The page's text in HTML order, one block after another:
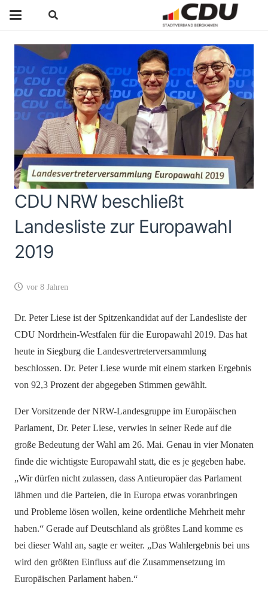
CDU NRW beschließt
Landesliste zur Europawahl
2019
vor 8 Jahren
Dr. Peter Liese ist der Spitzenkandidat auf der Landesliste der
CDU Nordrhein-Westfalen für die Europawahl 2019. Das hat
heute in Siegburg die Landesvertreterversammlung
beschlossen. Dr. Peter Liese wurde mit einem starken Ergebnis
von 92,3 Prozent der abgegeben Stimmen gewählt.
Der Vorsitzende der NRW-Landesgruppe im Europäischen
Parlament, Dr. Peter Liese, verwies in seiner Rede auf die
große Bedeutung der Wahl am 26. Mai. Genau in vier Monaten
finde die wichtigste Europawahl statt, die es je gegeben habe.
„Wir dürfen nicht zulassen, dass Antieuropäer das Parlament
lähmen und die Parteien, die in Europa etwas voranbringen
und Probleme lösen wollen, keine ordentliche Mehrheit mehr
haben.“ Gerade auf Deutschland als größtes Land komme es
bei dieser Wahl an, sagte er weiter. „Das Wahlergebnis bei uns
wird den größten Einfluss auf die Zusammensetzung im
Europäischen Parlament haben.“